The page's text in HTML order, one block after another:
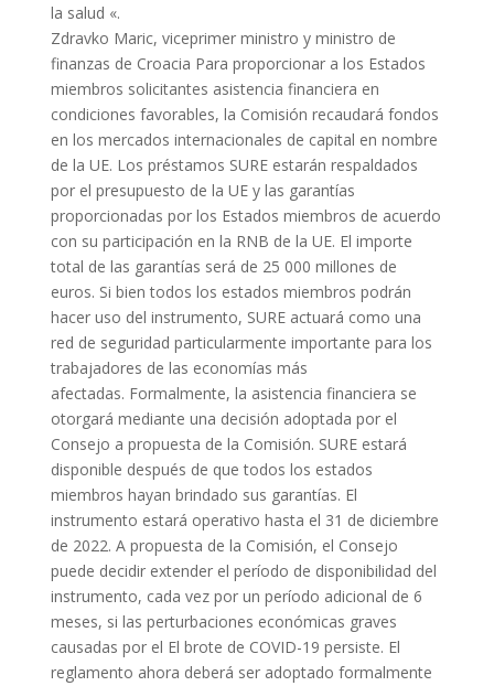
la salud «.
Zdravko Maric, viceprimer ministro y ministro de
finanzas de Croacia Para proporcionar a los Estados
miembros solicitantes asistencia financiera en
condiciones favorables, la Comisión recaudará fondos
en los mercados internacionales de capital en nombre
de la UE. Los préstamos SURE estarán respaldados
por el presupuesto de la UE y las garantías
proporcionadas por los Estados miembros de acuerdo
con su participación en la RNB de la UE. El importe
total de las garantías será de 25 000 millones de
euros. Si bien todos los estados miembros podrán
hacer uso del instrumento, SURE actuará como una
red de seguridad particularmente importante para los
trabajadores de las economías más
afectadas. Formalmente, la asistencia financiera se
otorgará mediante una decisión adoptada por el
Consejo a propuesta de la Comisión. SURE estará
disponible después de que todos los estados
miembros hayan brindado sus garantías. El
instrumento estará operativo hasta el 31 de diciembre
de 2022. A propuesta de la Comisión, el Consejo
puede decidir extender el período de disponibilidad del
instrumento, cada vez por un período adicional de 6
meses, si las perturbaciones económicas graves
causadas por el El brote de COVID-19 persiste. El
reglamento ahora deberá ser adoptado formalmente